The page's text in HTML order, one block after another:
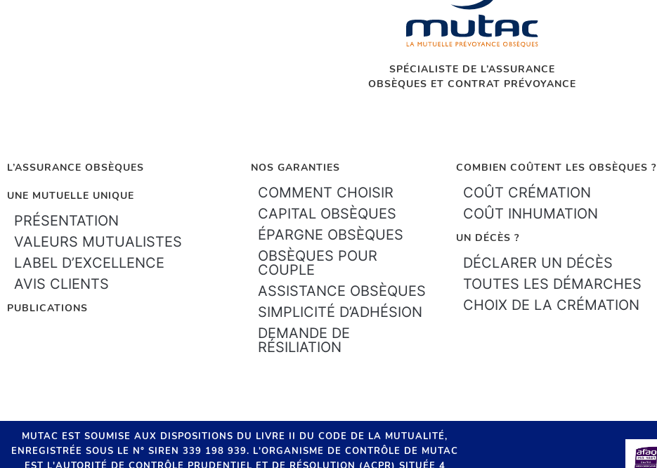
SPÉCIALISTE DE L’ASSURANCE
OBSÈQUES ET CONTRAT PRÉVOYANCE
L’ASSURANCE OBSÈQUES
UNE MUTUELLE UNIQUE
PRÉSENTATION
VALEURS MUTUALISTES
LABEL D’EXCELLENCE
AVIS CLIENTS
PUBLICATIONS
NOS GARANTIES
COMMENT CHOISIR
CAPITAL OBSÈQUES
ÉPARGNE OBSÈQUES
OBSÈQUES POUR
COUPLE
ASSISTANCE OBSÈQUES
SIMPLICITÉ D’ADHÉSION
DEMANDE DE
RÉSILIATION
COMBIEN COÛTENT LES OBSÈQUES ?
COÛT CRÉMATION
COÛT INHUMATION
UN DÉCÈS ?
DÉCLARER UN DÉCÈS
TOUTES LES DÉMARCHES
CHOIX DE LA CRÉMATION
MUTAC EST SOUMISE AUX DISPOSITIONS DU LIVRE II DU CODE DE LA MUTUALITÉ,
ENREGISTRÉE SOUS LE N° SIREN 339 198 939. L'ORGANISME DE CONTRÔLE DE MUTAC